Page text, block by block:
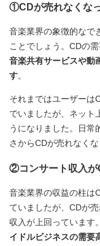
①CDが売れなくな
音楽業界の象徴的なで
ことでしょう。CDの
音楽共有サービスや動
す。
それまではユーザーは
でいましたが、ネット
うになりました。日常
さからCDが売れなく
②コンサート収入が
音楽業界の収益の柱は
ていましたが、CDが
収入が上回っています
イドルビジネスの需要